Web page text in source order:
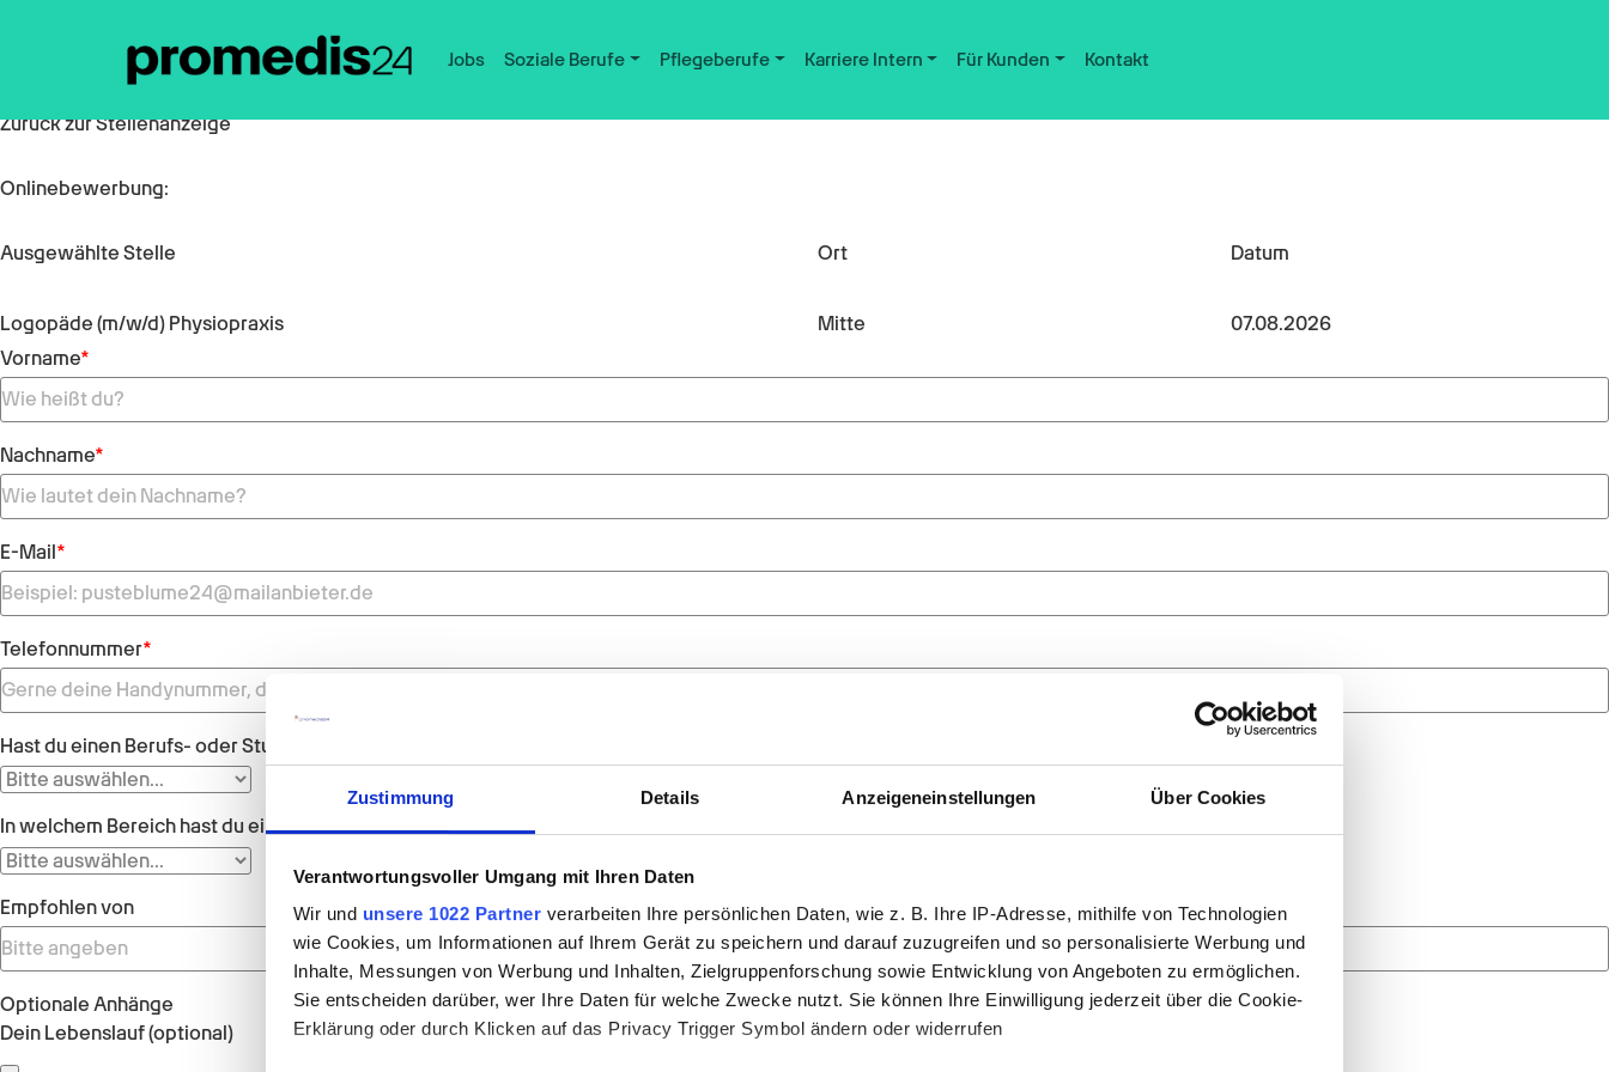
Zustimmung Details Anzeigeneinstellungen Über Cookies
Verantwortungsvoller Umgang mit Ihren Daten
Wir und unsere 1022 Partner verarbeiten Ihre persönlichen Daten, wie z. B. Ihre IP-Adresse, mithilfe von Technologien
wie Cookies, um Informationen auf Ihrem Gerät zu speichern und darauf zuzugreifen und so personalisierte Werbung und
Inhalte, Messungen von Werbung und Inhalten, Zielgruppenforschung sowie Entwicklung von Angeboten zu ermöglichen.
Sie entscheiden darüber, wer Ihre Daten für welche Zwecke nutzt. Sie können Ihre Einwilligung jederzeit über die Cookie-
Erklärung oder durch Klicken auf das Privacy Trigger Symbol ändern oder widerrufen
Jobs Soziale Berufe Pflegeberufe Karriere Intern Für Kunden Kontakt
Zurück zur Stellenanzeige
Onlinebewerbung:
Ausgewählte Stelle
Logopäde (m/w/d) Physiopraxis
Ort
Mitte
Datum
07.08.2026
Vorname*
Nachname*
E-Mail*
Telefonnummer*
Hast du einen Berufs- oder Studienabschluss?
In welchem Bereich hast du einen Berufs- oder Studienabschluss?
Empfohlen von
Optionale Anhänge
Dein Lebenslauf (optional)